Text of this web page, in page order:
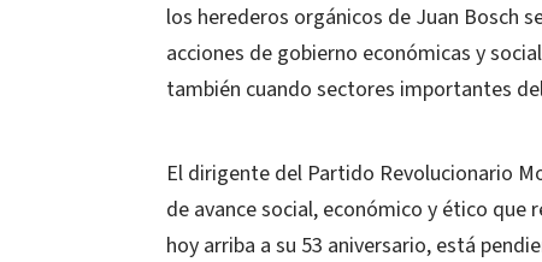
los herederos orgánicos de Juan Bosch
acciones de gobierno económicas y
también cuando sectores importantes
El dirigente del Partido Revolucionario
de avance social, económico y ético
hoy arriba a su 53 aniversario, está